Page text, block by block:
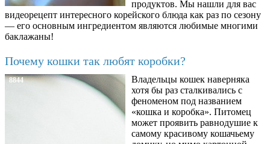
продуктов. Мы нашли для вас
видеорецепт интересного корейского блюда как раз по сезону
— его основным ингредиентом являются любимые многими
баклажаны!
Почему кошки так любят коробки?
8844
Владельцы кошек наверняка
хотя бы раз сталкивались с
феноменом под названием
«кошка и коробка». Питомец
может проявить равнодушие к
самому красивому кошачьему